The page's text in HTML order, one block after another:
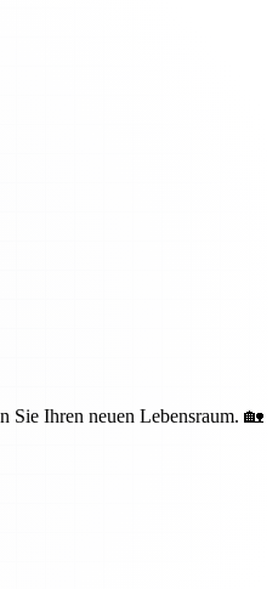
Sie Ihren neuen Lebensraum. 🏡